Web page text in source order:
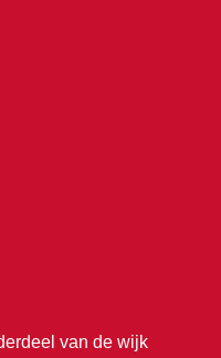
van de wijk